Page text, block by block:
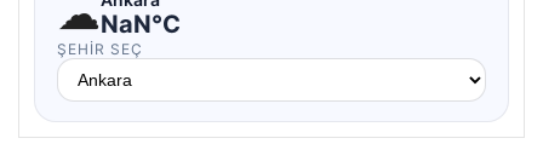
☁NaN°C
ŞEHIR SEÇ